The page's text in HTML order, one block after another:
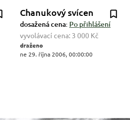
Chanukový svícen
dosažená cena: Po přihlášení
vyvolávací cena: 3 000 Kč
draženo
ne 29. října 2006, 00:00:00